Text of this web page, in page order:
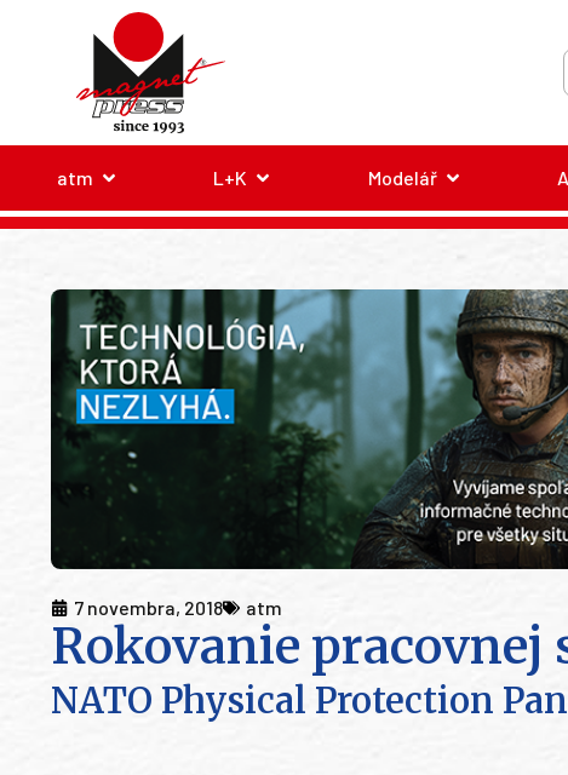
atm L+K Modelář
7 novembra, 2018 atm
Rokovanie pracovnej
NATO Physical Protection